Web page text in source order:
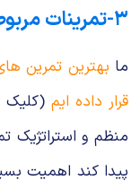
۳-تمرینات مربوط به آزمون لیسینینگ آیلتس
ما بهترین تمرین
قرار داده ایم (کلیک
منظم و استراتژیک
پیدا کند اهمیت